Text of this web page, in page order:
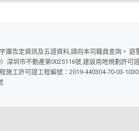
廣告定資訊及五證資料,請向本司職員查詢。
）深圳市不動產第0025116號 建設用地規劃許
施工許可證工程編號：2019-440304-70-03-